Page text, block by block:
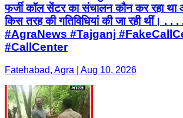
फर्जी कॉल सेंटर का संचालन कौन कर रहा
किस तरह की गतिविधियां की जा रही थीं। .
#AgraNews #Tajganj
#CallCenter
Fatehabad, Agra | Aug 10, 2026